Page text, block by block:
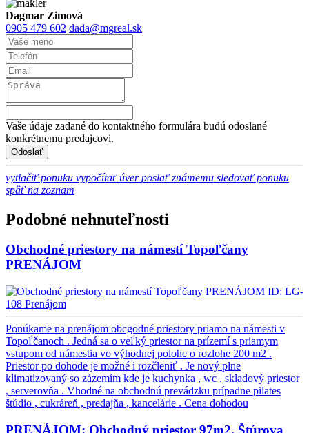
Dagmar Zimová
0905 479 602 dada@mgreal.sk
Vaše údaje zadané do kontaktného formulára budú odoslané
konkrétnemu predajcovi.
vytlačiť ponuku vypočítať úver poslať známemu sledovať ponuku
späť na zoznam
Podobné nehnuteľnosti
Obchodné priestory na námestí Topoľčany
PRENÁJOM
ID: LG-
108 Prenájom
Ponúkame na prenájom obcgodné priestory priamo na námesti v
Topoľčanoch . Jedná sa o veľký priestor na prízemí s priamym
vstupom od námestia vo výhodnej polohe o rozlohe 200 m2 .
Priestor po dohode je možné i rozčleniť . Je nový plne
klimatizovaný so zázemím kde je kuchynka , wc , skladový priestor
, serverovňa . Vhodné na obchodnú prevádzku prípadne pilates
štúdio , cukráreň , predajňa , kancelárie . Cena dohodou
PRENÁJOM: Obchodný priestor 97m2, Štúrova